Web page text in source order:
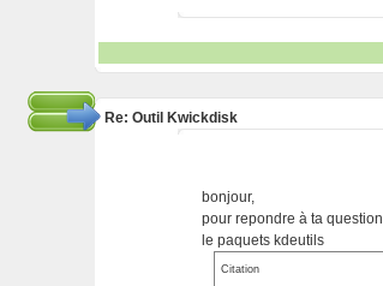
Re: Outil Kwickdisk
bonjour,
pour repondre à ta question
le paquets kdeutils
Citation